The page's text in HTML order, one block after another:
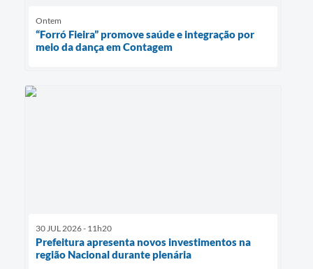
Ontem
“Forró Fieira” promove saúde e integração por
meio da dança em Contagem
30 JUL 2026 - 11h20
Prefeitura apresenta novos investimentos na
região Nacional durante plenária